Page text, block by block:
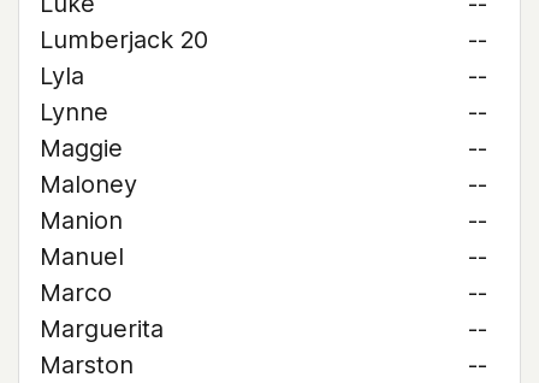
Lumberjack 20
--
Lyla
--
Lynne
--
Maggie
--
Maloney
--
Manion
--
Manuel
--
Marco
--
Marguerita
--
Marston
--